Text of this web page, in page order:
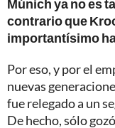
Múnich ya no es
contrario que
importantísimo
Por eso, y por el
nuevas
fue relegado a un
De hecho, sólo